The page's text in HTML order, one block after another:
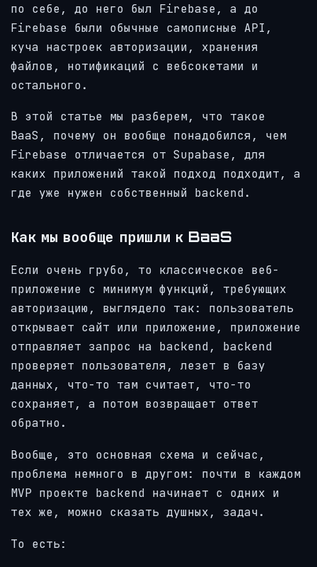
по себе, до него был Firebase, а до
Firebase были обычные самописные API,
куча настроек авторизации, хранения
файлов, нотификаций с вебсокетами и
остального.
В этой статье мы разберем, что такое
BaaS, почему он вообще понадобился, чем
Firebase отличается от Supabase, для
каких приложений такой подход подходит, а
где уже нужен собственный backend.
Как мы вообще пришли к BaaS
Если очень грубо, то классическое веб-
приложение с минимум функций, требующих
авторизацию, выглядело так: пользователь
открывает сайт или приложение, приложение
отправляет запрос на backend, backend
проверяет пользователя, лезет в базу
данных, что-то там считает, что-то
сохраняет, а потом возвращает ответ
обратно.
Вообще, это основная схема и сейчас,
проблема немного в другом: почти в каждом
MVP проекте backend начинает с одних и
тех же, можно сказать душных, задач.
То есть: